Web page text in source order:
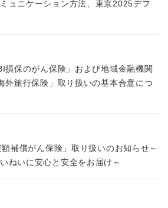
ュニケーション方法、東京2025デフ
損保のがん保険」および地域金融機関
外旅行保険」取り扱いの基本合意につ
額補償がん保険」取り扱いのお知らせ～
ねいに安心と安全をお届け～